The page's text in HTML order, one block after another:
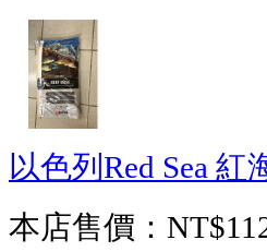
以色列Red Sea
本店售價：